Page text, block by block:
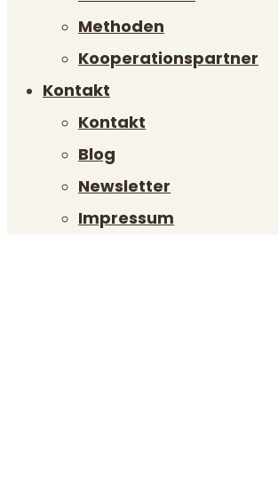
Methoden
Kooperationspartner
Kontakt
Kontakt
Blog
Newsletter
Impressum